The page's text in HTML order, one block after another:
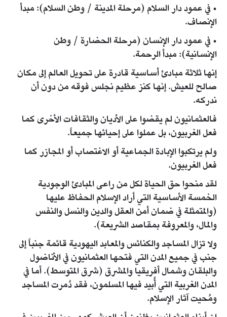
• في عمود دار السلام (مرحلة المدينة / وطن السلام): مبدأ
الإنصاف.
• في عمود دار الإنسان (مرحلة الحضارة / وطن
الإنسانية): مبدأ الرحمة.
إنها ثلاثة مبادئ أساسية قادرة على تحويل العالم إلى مكان
صالح للعيش. إنها كنز عظيم نجلس فوقه من دون أن
ندركه.
فالعثمانيون لم يقضوا على الأديان والثقافات الأخرى كما
فعل الغربيون، بل عملوا على إحيائها جميعاً.
ولم يرتكبوا الإبادة الجماعية أو الاغتصاب أو المجازر كما
فعل الغربيون.
لقد منحوا حق الحياة لكل من راعى المبادئ الوجودية
الخمسة الأساسية التي أراد الإسلام الحفاظ عليها
(والمتمثلة في ضمان أمن العقل والدين والنسل والنفس
والمال، والمعروفة بمقاصد الشريعة).
ولا تزال المساجد والكنائس والمعابد اليهودية قائمة جنباً إلى
جنب في جميع المدن التي فتحها العثمانيون في الأناضول
والبلقان وشمال أفريقيا والمشرق (شرق المتوسط). أما في
المدن الغربية التي أُبيد فيها المسلمون، فقد دُمرت المساجد
ومُحيت آثار الإسلام.